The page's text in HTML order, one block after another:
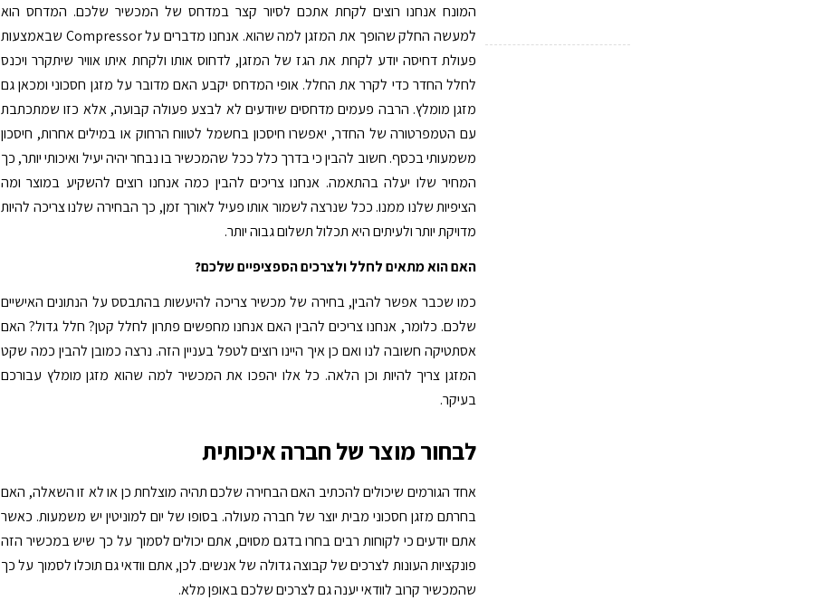
המונח אנחנו רוצים לקחת אתכם לסיור קצר במדחס של המכשיר שלכם. המדחס הוא
למעשה החלק שהופך את המזגן למה שהוא. אנחנו מדברים על Compressor שבאמצעות
פעולת דחיסה יודע לקחת את הגז של המזגן, לדחוס אותו ולקחת איתו אוויר שיתקרר ויכנס
לחלל החדר כדי לקרר את החלל. אופי המדחס יקבע האם מדובר על מזגן חסכוני ומכאן גם
מזגן מומלץ. הרבה פעמים מדחסים שיודעים לא לבצע פעולה קבועה, אלא כזו שמתכתבת
עם הטמפרטורה של החדר, יאפשרו חיסכון בחשמל לטווח הרחוק או במילים אחרות, חיסכון
משמעותי בכסף. חשוב להבין כי בדרך כלל ככל שהמכשיר בו נבחר יהיה יעיל ואיכותי יותר, כך
המחיר שלו יעלה בהתאמה. אנחנו צריכים להבין כמה אנחנו רוצים להשקיע במוצר ומה
הציפיות שלנו ממנו. ככל שנרצה לשמור אותו פעיל לאורך זמן, כך הבחירה שלנו צריכה להיות
מדויקת יותר ולעיתים היא תכלול תשלום גבוה יותר.
האם הוא מתאים לחלל ולצרכים הספציפיים שלכם?
כמו שכבר אפשר להבין, בחירה של מכשיר צריכה להיעשות בהתבסס על הנתונים האישיים
שלכם. כלומר, אנחנו צריכים להבין האם אנחנו מחפשים פתרון לחלל קטן? חלל גדול? האם
אסתטיקה חשובה לנו ואם כן איך היינו רוצים לטפל בעניין הזה. נרצה כמובן להבין כמה שקט
המזגן צריך להיות וכן הלאה. כל אלו יהפכו את המכשיר למה שהוא מזגן מומלץ עבורכם
בעיקר.
לבחור מוצר של חברה איכותית
אחד הגורמים שיכולים להכתיב האם הבחירה שלכם תהיה מוצלחת כן או לא זו השאלה, האם
בחרתם מזגן חסכוני מבית יוצר של חברה מעולה. בסופו של יום למוניטין יש משמעות. כאשר
אתם יודעים כי לקוחות רבים בחרו בדגם מסוים, אתם יכולים לסמוך על כך שיש במכשיר הזה
פונקציות העונות לצרכים של קבוצה גדולה של אנשים. לכן, אתם וודאי גם תוכלו לסמוך על כך
שהמכשיר קרוב לוודאי יענה גם לצרכים שלכם באופן מלא.